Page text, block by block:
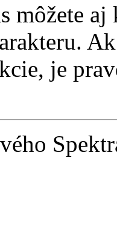
môžete
je